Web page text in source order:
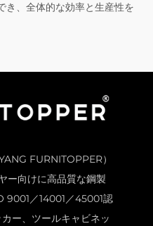
き、全体的な効率と生産性を
FURNITOPPER）
ー向けに高品質な鋼製
9001／14001／45001認
ー、ツールキャビネッ